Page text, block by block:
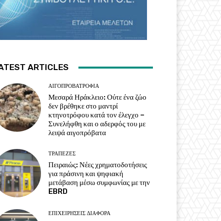
ARTICLES
ΑΙΓΟΠΡΟΒΑΤΡΟΦΊΑ
Μεσαρά Ηράκλειο: Ούτε ένα ζώο
δεν βρέθηκε στο μαντρί
κτηνοτρόφου κατά τον έλεγχο –
Συνελήφθη και ο αδερφός του με
λειψά αιγοπρόβατα
ΤΡΆΠΕΖΕΣ
Πειραιώς: Νέες χρηματοδοτήσεις
για πράσινη και ψηφιακή
μετάβαση μέσω συμφωνίας με την
EBRD
ΕΠΙΧΕΙΡΉΣΕΙΣ ΔΙΆΦΟΡΑ